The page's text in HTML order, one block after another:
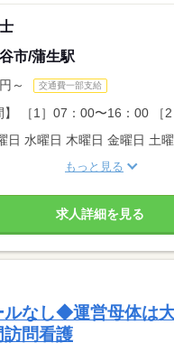
市/蒲生駅
～ 交通費一部支給
】 ［1］07：00〜16：00 ［2
日 水曜日 木曜日 金曜日 土
もっと見る
求人詳細を見る
なし◆運営母体は
問看護